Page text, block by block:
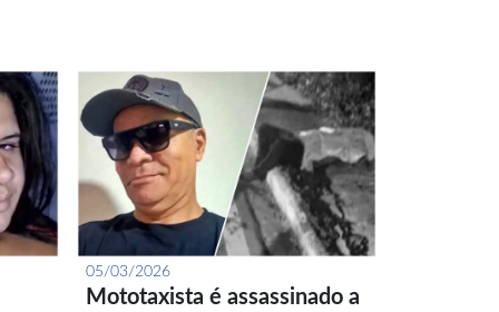
05/03/2026
Mototaxista é assassinado a